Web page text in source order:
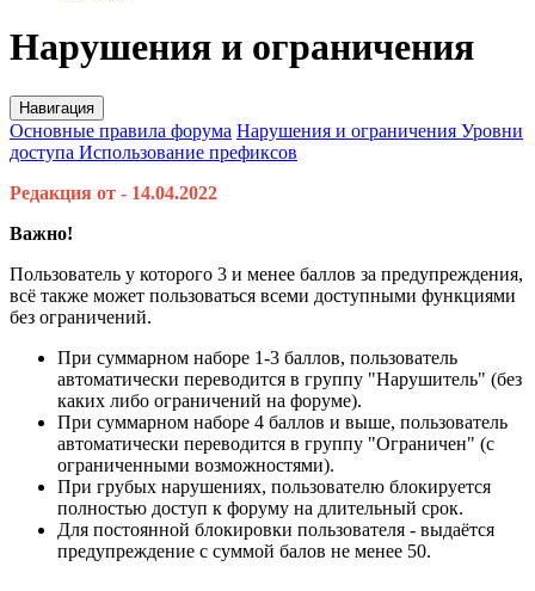
Нарушения и ограничения
Навигация
Основные правила форума Нарушения и ограничения Уровни
доступа Использование префиксов
Редакция от - 14.04.2022
Важно!
Пользователь у которого 3 и менее баллов за предупреждения,
всё также может пользоваться всеми доступными функциями
без ограничений.
При суммарном наборе 1-3 баллов, пользователь
автоматически переводится в группу "Нарушитель" (без
каких либо ограничений на форуме).
При суммарном наборе 4 баллов и выше, пользователь
автоматически переводится в группу "Ограничен" (с
ограниченными возможностями).
При грубых нарушениях, пользователю блокируется
полностью доступ к форуму на длительный срок.
Для постоянной блокировки пользователя - выдаётся
предупреждение с суммой балов не менее 50.